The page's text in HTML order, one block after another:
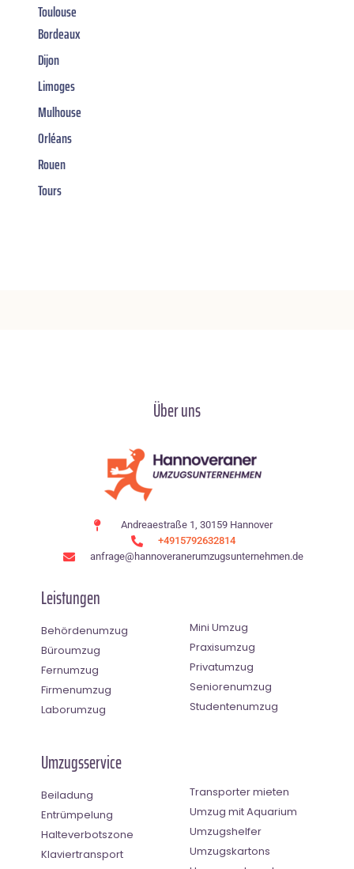
Toulouse
Bordeaux
Dijon
Limoges
Mulhouse
Orléans
Rouen
Tours
Über uns
Andreaestraße 1, 30159 Hannover
+4915792632814
anfrage@hannoveranerumzugsunternehmen.de
Leistungen
Behördenumzug
Büroumzug
Fernumzug
Firmenumzug
Laborumzug
Mini Umzug
Praxisumzug
Privatumzug
Seniorenumzug
Studentenumzug
Umzugsservice
Beiladung
Entrümpelung
Halteverbotszone
Klaviertransport
Transporter mieten
Umzug mit Aquarium
Umzugshelfer
Umzugskartons